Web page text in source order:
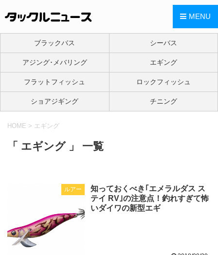
MENU
ブラックバス シーバス
アジング･メバリング エギング
フラットフィッシュ ロックフィッシュ
ショアジギング チニング
HOME > エギング
「 エギング 」 一覧
ルアー
知っておくべき｢エメラルダス ス
テイ RV｣の注意点！釣れすぎて怖
いダイワの新型エギ